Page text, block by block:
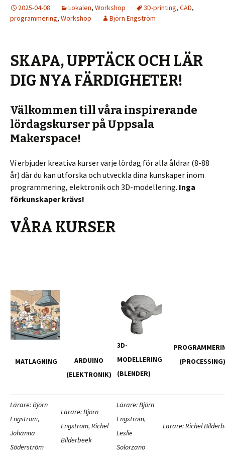
2025-04-08 Lokalen, Workshop 3D-printing, CAD,
programmering, Workshop Björn Engström
SKAPA, UPPTÄCK OCH LÄR
DIG NYA FÄRDIGHETER!
Välkommen till våra inspirerande
lördagskurser på Uppsala
Makerspace!
Vi erbjuder kreativa kurser varje lördag för alla åldrar (8-88
år) där du kan utforska och utveckla dina kunskaper inom
programmering, elektronik och 3D-modellering. Inga
förkunskaper krävs!
VÅRA KURSER
MATLAGNING
ARDUINO
(ELEKTRONIK)
3D-
MODELLERING
(BLENDER)
(PROCESSING)
Lärare: Björn
Engström,
Johanna
Söderström
Lärare: Björn
Engström, Richel
Bilderbeek
Lärare: Björn
Engström,
Leslie
Solorzano
Lärare: Richel